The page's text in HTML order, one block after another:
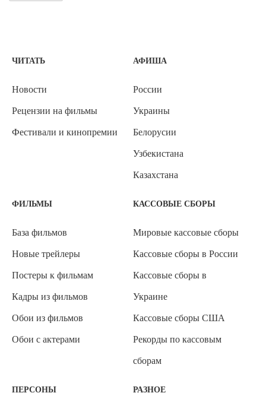
ЧИТАТЬ
Новости
Рецензии на фильмы
Фестивали и кинопремии
АФИША
России
Украины
Белорусии
Узбекистана
Казахстана
ФИЛЬМЫ
База фильмов
Новые трейлеры
Постеры к фильмам
Кадры из фильмов
Обои из фильмов
Обои с актерами
КАССОВЫЕ СБОРЫ
Мировые кассовые сборы
Кассовые сборы в России
Кассовые сборы в
Украине
Кассовые сборы США
Рекорды по кассовым
сборам
ПЕРСОНЫ РАЗНОЕ